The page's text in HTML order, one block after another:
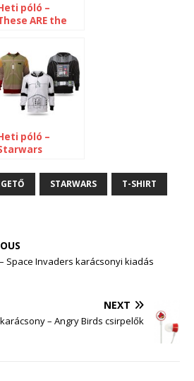
póló –
ARE the
póló –
STARWARS T-SHIRT
Space Invaders karácsonyi kiadás
NEXT
– Angry Birds csirpelők